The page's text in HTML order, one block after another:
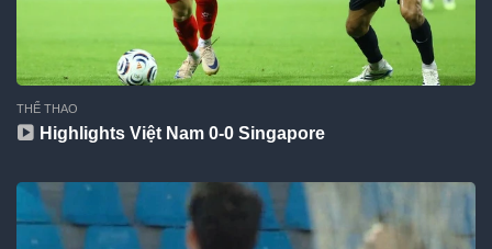
THỂ THAO
Highlights Việt Nam 0-0 Singapore